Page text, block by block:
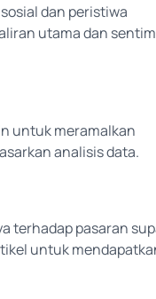
dan peristiwa
utama dan
untuk meramalkan
analisis data.
terhadap pasaran
untuk